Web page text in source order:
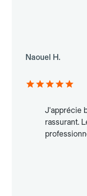
Naouel H.
J'apprécie
rassurant.